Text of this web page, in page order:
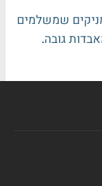
שמשלמים
גובה.